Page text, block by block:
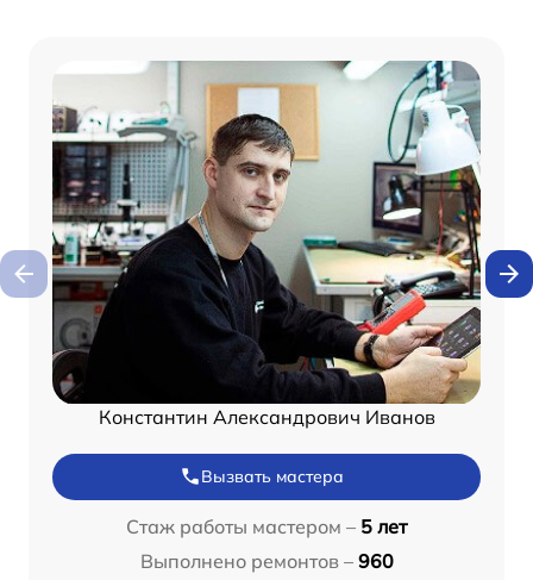
Константин Александрович Иванов
Вызвать мастера
Стаж работы мастером – 5 лет
Выполнено ремонтов – 960